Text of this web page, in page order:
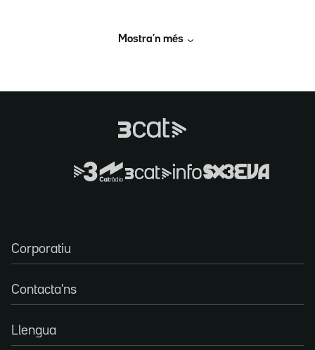
Mostra’n més
Corporatiu
Contacta'ns
Llengua